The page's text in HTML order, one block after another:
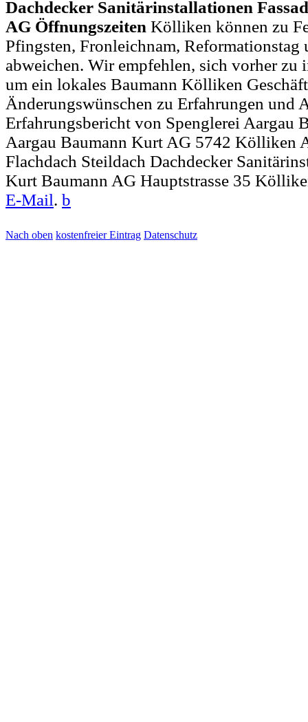
Dachdecker Sanitärinstallationen
AG Öffnungszeiten Kölliken können zu
Pfingsten, Fronleichnam,
abweichen. Wir empfehlen, sich vorher zu
um ein lokales Baumann Kölliken
Änderungswünschen zu Erfahrungen und
Erfahrungsbericht von Spenglerei Aargau
Aargau Baumann Kurt AG 5742 Kölliken
Flachdach Steildach Dachdecker
Kurt Baumann AG Hauptstrasse 35
E-Mail. b
Nach oben kostenfreier Eintrag Datenschutz